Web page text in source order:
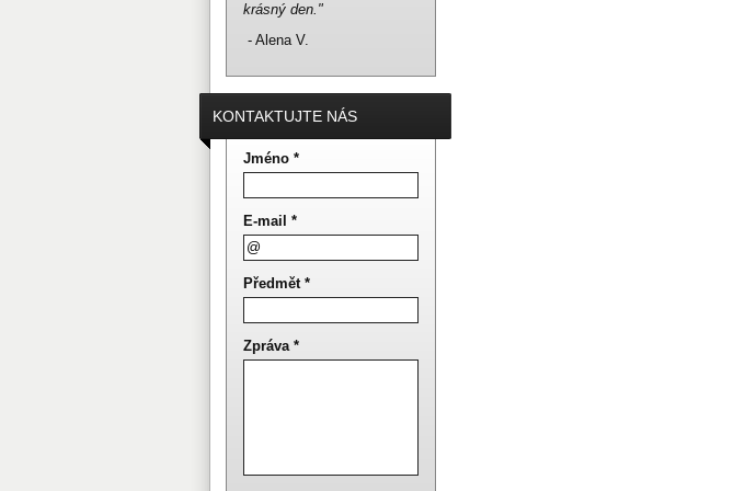
krásný den."
- Alena V.
KONTAKTUJTE NÁS
Jméno *
E-mail *
Předmět *
Zpráva *